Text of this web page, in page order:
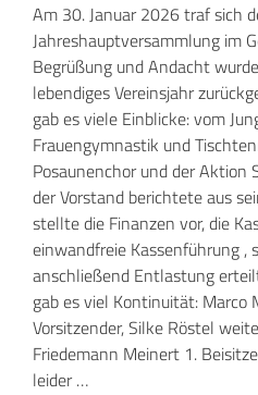
Am 30. Januar 2026 traf sich
Jahreshauptversammlung im
Begrüßung und Andacht
lebendiges Vereinsjahr
gab es viele Einblicke: vom
Frauengymnastik und
Posaunenchor und der Aktion
der Vorstand berichtete aus
stellte die Finanzen vor, die
einwandfreie Kassenführung ,
anschließend Entlastung
gab es viel Kontinuität: Marco
Vorsitzender, Silke Röstel
Friedemann Meinert 1.
leider …